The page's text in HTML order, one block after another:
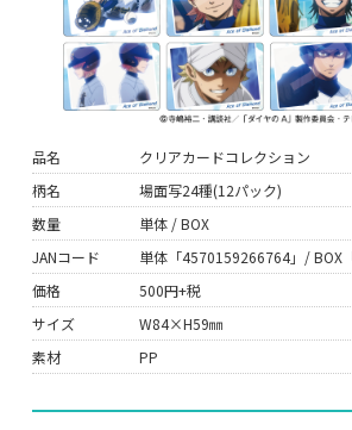
品名
クリアカードコレクション
柄名
場面写24種(12パック)
数量
単体 / BOX
JANコード
単体「4570159266764」/ BOX
価格
500円+税
サイズ
W84×H59㎜
素材
PP